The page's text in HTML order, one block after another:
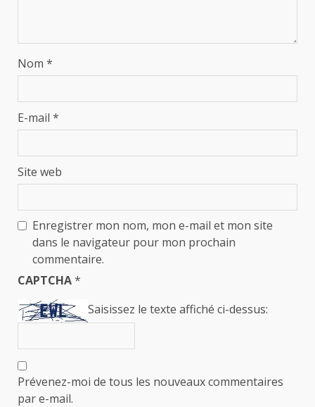
Nom *
E-mail *
Site web
Enregistrer mon nom, mon e-mail et mon site
dans le navigateur pour mon prochain
commentaire.
CAPTCHA*
Saisissez le texte affiché ci-dessus:
Prévenez-moi de tous les nouveaux commentaires
par e-mail.